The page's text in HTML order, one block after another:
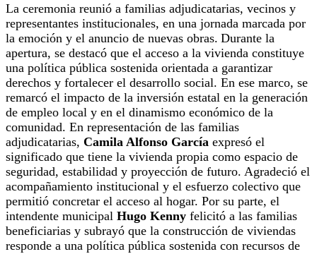
La ceremonia reunió a familias adjudicatarias, vecinos y
representantes institucionales, en una jornada marcada por
la emoción y el anuncio de nuevas obras. Durante la
apertura, se destacó que el acceso a la vivienda constituye
una política pública sostenida orientada a garantizar
derechos y fortalecer el desarrollo social. En ese marco, se
remarcó el impacto de la inversión estatal en la generación
de empleo local y en el dinamismo económico de la
comunidad. En representación de las familias
adjudicatarias, Camila Alfonso García expresó el
significado que tiene la vivienda propia como espacio de
seguridad, estabilidad y proyección de futuro. Agradeció el
acompañamiento institucional y el esfuerzo colectivo que
permitió concretar el acceso al hogar. Por su parte, el
intendente municipal Hugo Kenny felicitó a las familias
beneficiarias y subrayó que la construcción de viviendas
responde a una política pública sostenida con recursos de